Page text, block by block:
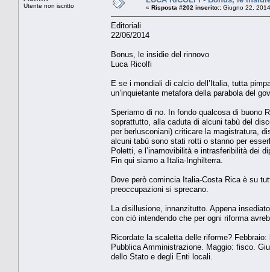
Utente non iscritto « Risposta #202 inserito:: Giugno 22,
Editoriali
22/06/2014
Bonus, le insidie del rinnovo
Luca Ricolfi
E se i mondiali di calcio dell’Italia, tutta
un’inquietante metafora della parabola del
Speriamo di no. In fondo qualcosa di buono
soprattutto, alla caduta di alcuni tabù del
per berlusconiani) criticare la magistratura,
alcuni tabù sono stati rotti o stanno per
Poletti, e l’inamovibilità e intrasferibilità dei
Fin qui siamo a Italia-Inghilterra.
Dove però comincia Italia-Costa Rica è su
preoccupazioni si sprecano.
La disillusione, innanzitutto. Appena
con ciò intendendo che per ogni riforma
Ricordate la scaletta delle riforme?
Pubblica Amministrazione. Maggio: fisco.
dello Stato e degli Enti locali.